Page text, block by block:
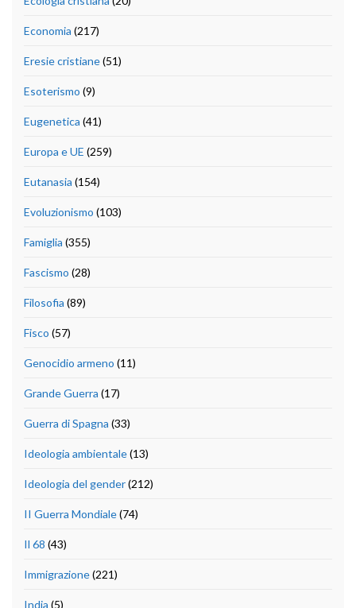
Economia (217)
Eresie cristiane(51)
Esoterismo (9)
Eugenetica (41)
Europa e UE (259)
Eutanasia (154)
Evoluzionismo (103)
Famiglia (355)
Fascismo (28)
Filosofia (89)
Fisco (57)
Genocidio armeno (11)
Grande Guerra (17)
Guerra di Spagna (33)
Ideologia ambientale(13)
Ideologia del gender(212)
II Guerra Mondiale(74)
Il 68 (43)
Immigrazione(221)
India (5)